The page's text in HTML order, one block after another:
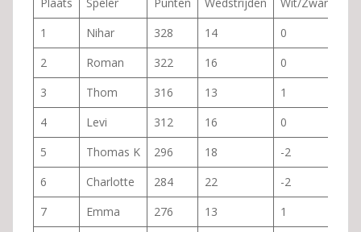
1
Nihar 328 14
0
2
Roman 322 16
0
3
Thom 316 13
1
4
Levi 312 16
0
5
Thomas K 296 18
-2
6
Charlotte 284 22
-2
7
Emma 276 13
1